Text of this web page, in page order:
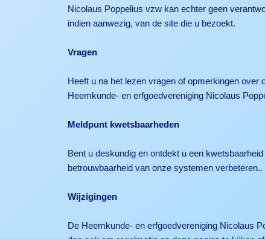
Nicolaus Poppelius vzw kan echter geen
indien aanwezig, van de site die u bezoekt.
Vragen
Heeft u na het lezen vragen of opmerkingen
Heemkunde- en erfgoedvereniging Nicolaus
Meldpunt kwetsbaarheden​
Bent u deskundig en ontdekt u een
betrouwbaarheid van onze systemen verbeteren..
Wijzigingen
De Heemkunde- en erfgoedvereniging Nicolaus